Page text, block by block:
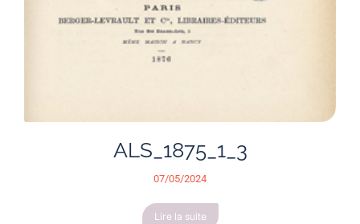
ALS_1875_1_3
07/05/2024
Lire la suite